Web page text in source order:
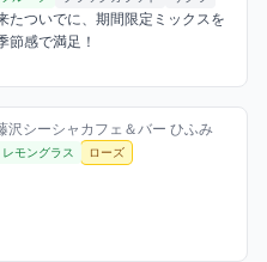
たついでに、期間限定ミックスを
節感で満足！
るシーシャ / 2026年3月25日
沢シーシャカフェ＆バー ひふみ
ー
レモングラス ローズ